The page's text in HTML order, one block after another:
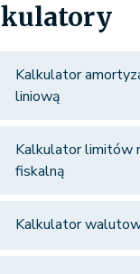
Kalkulator
liniową
Kalkulator limitów
fiskalną
Kalkulator